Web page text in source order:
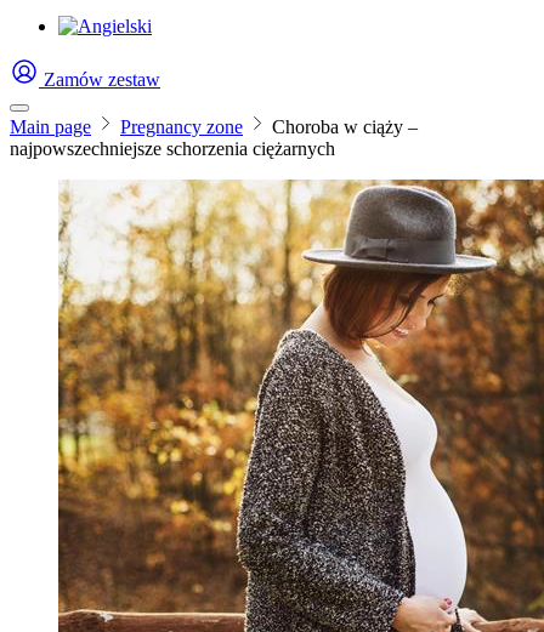
Zamów zestaw
Main page Pregnancy zone
Choroba w ciąży –
najpowszechniejsze schorzenia ciężarnych